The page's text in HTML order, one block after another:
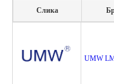
Слика
UMW